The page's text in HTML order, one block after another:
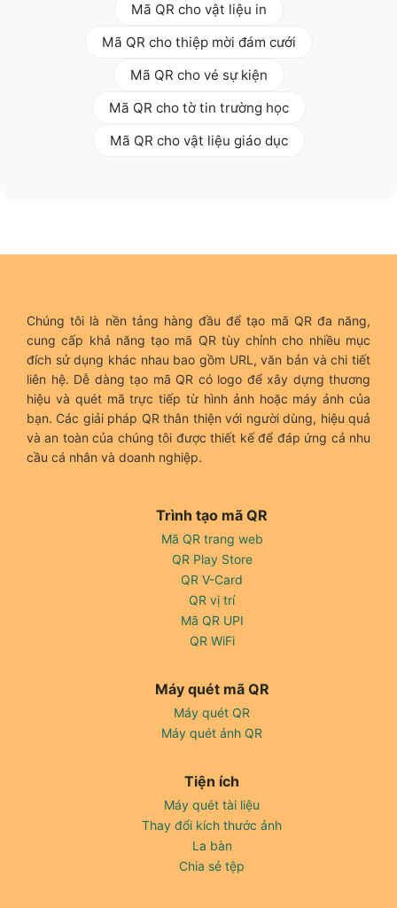
Mã QR cho vật liệu in
Mã QR cho thiệp mời đám cưới
Mã QR cho vé sự kiện
Mã QR cho tờ tin trường học
Mã QR cho vật liệu giáo dục
Chúng tôi là nền tảng hàng đầu để tạo mã QR đa năng,
cung cấp khả năng tạo mã QR tùy chỉnh cho nhiều mục
đích sử dụng khác nhau bao gồm URL, văn bản và chi tiết
liên hệ. Dễ dàng tạo mã QR có logo để xây dựng thương
hiệu và quét mã trực tiếp từ hình ảnh hoặc máy ảnh của
bạn. Các giải pháp QR thân thiện với người dùng, hiệu quả
và an toàn của chúng tôi được thiết kế để đáp ứng cả nhu
cầu cá nhân và doanh nghiệp.
Trình tạo mã QR
Mã QR trang web
QR Play Store
QR V-Card
QR vị trí
Mã QR UPI
QR WiFi
Máy quét mã QR
Máy quét QR
Máy quét ảnh QR
Tiện ích
Máy quét tài liệu
Thay đổi kích thước ảnh
La bàn
Chia sẻ tệp